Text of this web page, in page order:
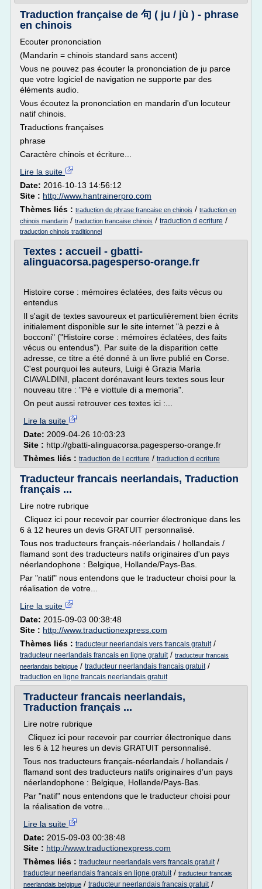
Traduction française de 句 ( ju / jù ) - phrase
en chinois
Ecouter prononciation
(Mandarin = chinois standard sans accent)
Vous ne pouvez pas écouter la prononciation de ju parce
que votre logiciel de navigation ne supporte par des
éléments audio.
Vous écoutez la prononciation en mandarin d'un locuteur
natif chinois.
Traductions françaises
phrase
Caractère chinois et écriture...
Lire la suite
Date: 2016-10-13 14:56:12
Site : http://www.hantrainerpro.com
Thèmes liés : traduction de phrase francaise en chinois / traduction en
chinois mandarin / traduction francaise chinois / traduction d ecriture /
traduction chinois traditionnel
Textes : accueil - gbatti-
alinguacorsa.pagesperso-orange.fr
Histoire corse : mémoires éclatées, des faits vécus ou
entendus
Il s'agit de textes savoureux et particulièrement bien écrits
initialement disponible sur le site internet "à pezzi e à
bocconi" ("Histoire corse : mémoires éclatées, des faits
vécus ou entendus"). Par suite de la disparition cette
adresse, ce titre a été donné à un livre publié en Corse.
C'est pourquoi les auteurs, Luigi è Grazia Marìa
CIAVALDINI, placent dorénavant leurs textes sous leur
nouveau titre : "Pè e viottule di a memoria".
On peut aussi retrouver ces textes ici :...
Lire la suite
Date: 2009-04-26 10:03:23
Site : http://gbatti-alinguacorsa.pagesperso-orange.fr
Thèmes liés : traduction de l ecriture / traduction d ecriture
Traducteur francais neerlandais, Traduction
français ...
Lire notre rubrique
Cliquez ici pour recevoir par courrier électronique dans les
6 à 12 heures un devis GRATUIT personnalisé.
Tous nos traducteurs français-néerlandais / hollandais /
flamand sont des traducteurs natifs originaires d'un pays
néerlandophone : Belgique, Hollande/Pays-Bas.
Par "natif" nous entendons que le traducteur choisi pour la
réalisation de votre...
Lire la suite
Date: 2015-09-03 00:38:48
Site : http://www.traductionexpress.com
Thèmes liés : traducteur neerlandais vers francais gratuit/
traducteur neerlandais francais en ligne gratuit/ traducteur francais
neerlandais belgique / traducteur neerlandais francais gratuit/
traduction en ligne francais neerlandais gratuit
Traducteur francais neerlandais,
Traduction français ...
Lire notre rubrique
Cliquez ici pour recevoir par courrier électronique dans
les 6 à 12 heures un devis GRATUIT personnalisé.
Tous nos traducteurs français-néerlandais / hollandais /
flamand sont des traducteurs natifs originaires d'un pays
néerlandophone : Belgique, Hollande/Pays-Bas.
Par "natif" nous entendons que le traducteur choisi pour
la réalisation de votre...
Lire la suite
Date: 2015-09-03 00:38:48
Site : http://www.traductionexpress.com
Thèmes liés : traducteur neerlandais vers francais gratuit/
traducteur neerlandais francais en ligne gratuit/ traducteur francais
neerlandais belgique / traducteur neerlandais francais gratuit/